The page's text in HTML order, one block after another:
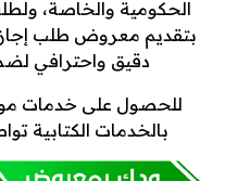
ض
الحكومية والخاصة،
بتقديم معروض طلب
دقيق واحترافي
للحصول على خدمات
بالخدمات الكتابية